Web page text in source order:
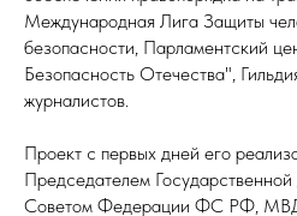
Международная Лига Защиты
безопасности, Парламентский
Безопасность Отечества",
журналистов.
Проект с первых дней его
Председателем
Советом Федерации ФС РФ,